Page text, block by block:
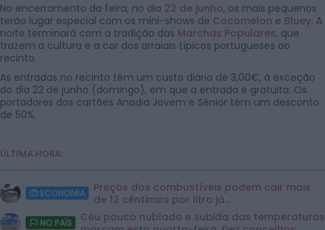
No encerramento da feira, no dia 22 de junho, os mais pequenos
terão lugar especial com os mini-shows de Cocomelon e Bluey. A
noite terminará com a tradição das Marchas Populares, que
trazem a cultura e a cor dos arraiais típicos portugueses ao
recinto.
As entradas no recinto têm um custo diário de 3,00€, à exceção
do dia 22 de junho (domingo), em que a entrada é gratuita. Os
portadores dos cartões Anadia Jovem e Sénior têm um desconto
de 50%.
ÚLTIMA HORA:
ECONOMIA
Preços dos combustíveis podem cair mais
de 12 cêntimos por litro já...
NO PAÍS
Céu pouco nublado e subida das temperaturas